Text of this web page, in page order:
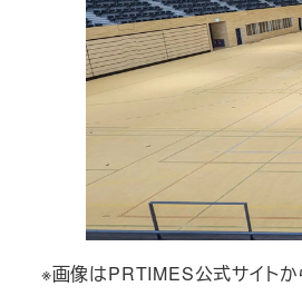
※画像はPRTIMES公式サイトか